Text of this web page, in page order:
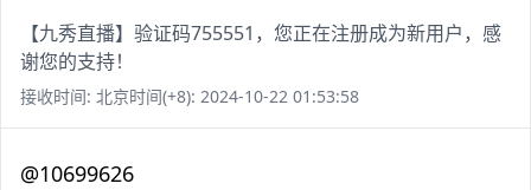
【九秀直播】验证码755551，您正在注册成为新用户，感
谢您的支持！
接收时间: 北京时间(+8): 2024-10-22 01:53:58
@10699626